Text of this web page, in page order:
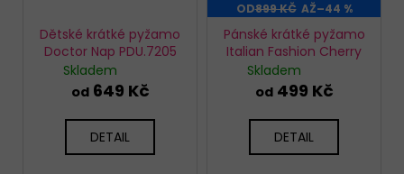
Dětské krátké pyžamo
Doctor Nap PDU.7205
Skladem
od649 Kč
DETAIL
OD899 KČ AŽ–44 %
Pánské krátké pyžamo
Italian Fashion Cherry
Skladem
od499 Kč
DETAIL